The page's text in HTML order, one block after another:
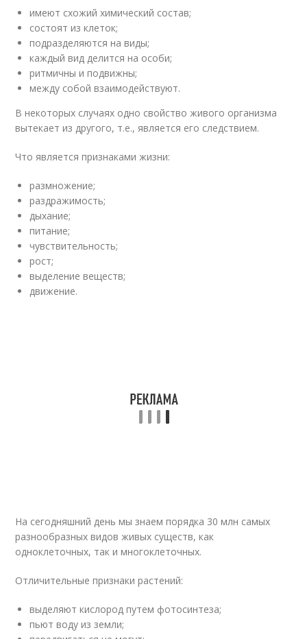
имеют схожий химический состав;
состоят из клеток;
подразделяются на виды;
каждый вид делится на особи;
ритмичны и подвижны;
между собой взаимодействуют.
В некоторых случаях одно свойство живого организма
вытекает из другого, т.е., является его следствием.
Что является признаками жизни:
размножение;
раздражимость;
дыхание;
питание;
чувствительность;
рост;
выделение веществ;
движение.
На сегодняшний день мы знаем порядка 30 млн самых
разнообразных видов живых существ, как
одноклеточных, так и многоклеточных.
Отличительные признаки растений:
выделяют кислород путем фотосинтеза;
пьют воду из земли;